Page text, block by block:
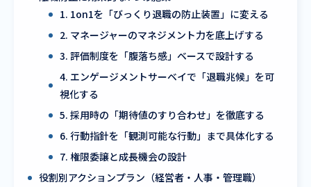
1. 1on1を「びっくり退職の防止装置」に変える
2. マネージャーのマネジメント力を底上げする
3. 評価制度を「腹落ち感」ベースで設計する
4. エンゲージメントサーベイで「退職兆候」を可
視化する
5. 採用時の「期待値のすり合わせ」を徹底する
6. 行動指針を「観測可能な行動」まで具体化する
7. 権限委譲と成長機会の設計
役割別アクションプラン（経営者・人事・管理職）